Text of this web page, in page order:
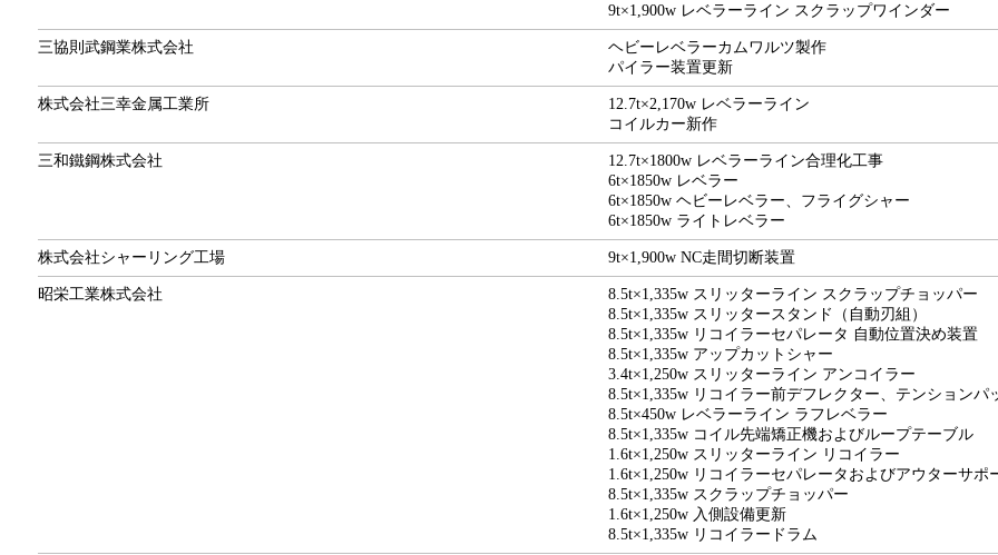
9t×1,900w レベラーライン スクラップワインダー
三協則武鋼業株式会社
ヘビーレベラーカムワルツ製作
パイラー装置更新
株式会社三幸金属工業所
12.7t×2,170w レベラーライン
コイルカー新作
三和鐵鋼株式会社
12.7t×1800w レベラーライン合理化工事
6t×1850w レベラー
6t×1850w ヘビーレベラー、フライグシャー
6t×1850w ライトレベラー
株式会社シャーリング工場 9t×1,900w NC走間切断装置
昭栄工業株式会社
8.5t×1,335w スリッターライン スクラップチョッパー
8.5t×1,335w スリッタースタンド（自動刃組）
8.5t×1,335w リコイラーセパレータ 自動位置決め装置
8.5t×1,335w アップカットシャー
3.4t×1,250w スリッターライン アンコイラー
8.5t×1,335w リコイラー前デフレクター、テンションパ
8.5t×450w レベラーライン ラフレベラー
8.5t×1,335w コイル先端矯正機およびループテーブル
1.6t×1,250w スリッターライン リコイラー
1.6t×1,250w リコイラーセパレータおよびアウターサポ
8.5t×1,335w スクラップチョッパー
1.6t×1,250w 入側設備更新
8.5t×1,335w リコイラードラム